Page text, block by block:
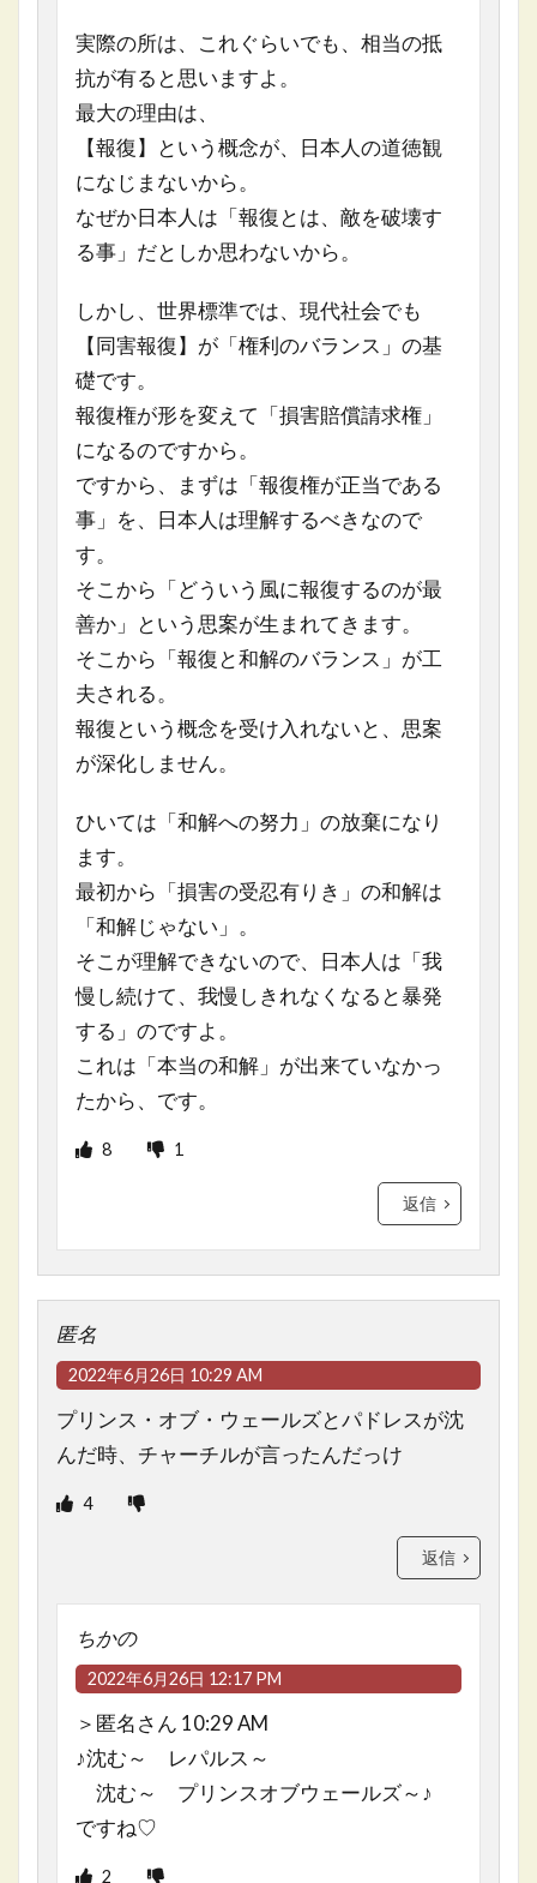
実際の所は、これぐらいでも、相当の抵
抗が有ると思いますよ。
最大の理由は、
【報復】という概念が、日本人の道徳観
になじまないから。
なぜか日本人は「報復とは、敵を破壊す
る事」だとしか思わないから。
しかし、世界標準では、現代社会でも
【同害報復】が「権利のバランス」の基
礎です。
報復権が形を変えて「損害賠償請求権」
になるのですから。
ですから、まずは「報復権が正当である
事」を、日本人は理解するべきなので
す。
そこから「どういう風に報復するのが最
善か」という思案が生まれてきます。
そこから「報復と和解のバランス」が工
夫される。
報復という概念を受け入れないと、思案
が深化しません。
ひいては「和解への努力」の放棄になり
ます。
最初から「損害の受忍有りき」の和解は
「和解じゃない」。
そこが理解できないので、日本人は「我
慢し続けて、我慢しきれなくなると暴発
する」のですよ。
これは「本当の和解」が出来ていなかっ
たから、です。
8 1
返信
匿名
2022年6月26日 10:29 AM
プリンス・オブ・ウェールズとパドレスが沈
んだ時、チャーチルが言ったんだっけ
4
返信
ちかの
2022年6月26日 12:17 PM
＞匿名さん 10:29 AM
♪沈む～ レパルス～
沈む～ プリンスオブウェールズ～♪
ですね♡
2